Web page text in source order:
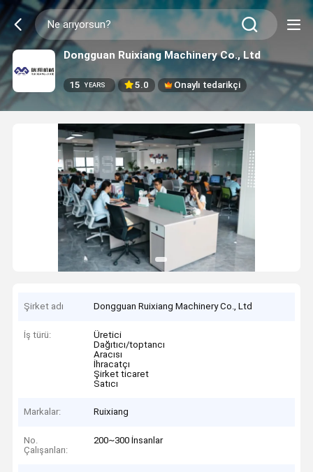
Dongguan Ruixiang Machinery Co., Ltd
15 YEARS 5.0 Onaylı tedarikçi
Şirket adı Dongguan Ruixiang Machinery Co., Ltd
İş türü:
Üretici
Dağıtıcı/toptancı
Aracısı
İhracatçı
Şirket ticaret
Satıcı
Markalar: Ruixiang
No.
Çalışanları:
200~300 İnsanlar